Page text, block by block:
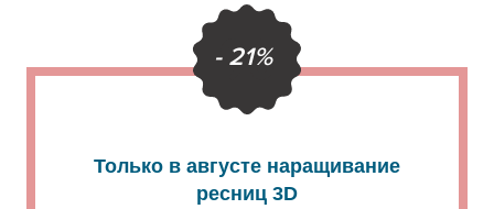
- 21%
Только в августе наращивание
ресниц 3D